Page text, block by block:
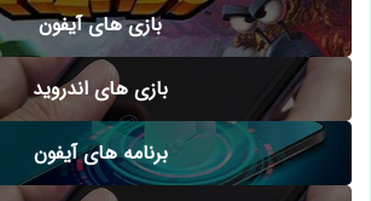
بازی های آیفون
بازی های اندروید
برنامه های آیفون